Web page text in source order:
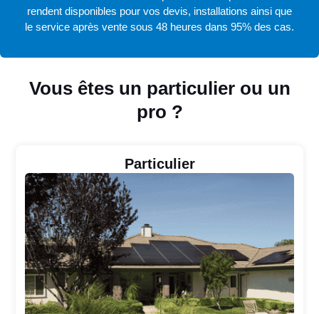
Vous êtes un particulier ou un
pro ?
Particulier
rendent disponibles pour vos devis, installations ainsi que
le service après vente sous 48 heures dans 95% des cas.